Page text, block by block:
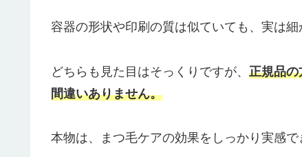
容器の形状や印刷の質は似ていても、実は細
どちらも見た目はそっくりですが、 正規品の
間違いありません。
本物は、まつ毛ケアの効果をしっかり実感